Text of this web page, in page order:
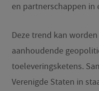
en partnerschappen in
Deze trend kan
aanhoudende
toeleveringsketens.
Verenigde Staten in